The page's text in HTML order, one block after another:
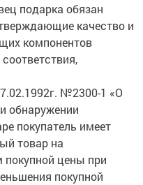
подарка обязан
качество и
компонентов
№2300-1 «О
обнаружении
покупатель имеет
товар на
покупной цены при
покупной